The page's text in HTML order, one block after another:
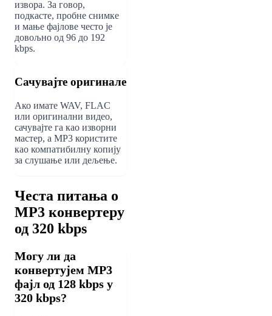
извора. За говор,
подкасте, пробне снимке
и мање фајлове често је
довољно од 96 до 192
kbps.
Сачувајте оригинале
Ако имате WAV, FLAC
или оригинални видео,
сачувајте га као изворни
мастер, а MP3 користите
као компатибилну копију
за слушање или дељење.
Честа питања о
MP3 конвертеру
од 320 kbps
Могу ли да
конвертујем MP3
фајл од 128 kbps у
320 kbps?